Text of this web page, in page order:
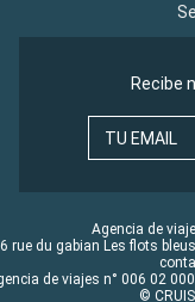
Recibe
TU EMAIL
Agencia de
rue du gabian Les flots
de viajes n° 006 02
©